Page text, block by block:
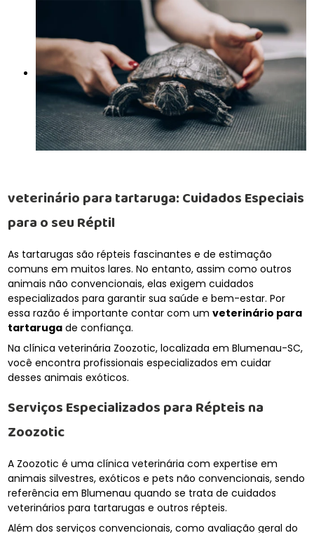
veterinário para tartaruga: Cuidados Especiais
para o seu Réptil
As tartarugas são répteis fascinantes e de estimação
comuns em muitos lares. No entanto, assim como outros
animais não convencionais, elas exigem cuidados
especializados para garantir sua saúde e bem-estar. Por
essa razão é importante contar com umveterinário para
tartaruga de confiança.
Na clínica veterinária Zoozotic, localizada em Blumenau-SC,
você encontra profissionais especializados em cuidar
desses animais exóticos.
Serviços Especializados para Répteis na
Zoozotic
A Zoozotic é uma clínica veterinária com expertise em
animais silvestres, exóticos e pets não convencionais, sendo
referência em Blumenau quando se trata de cuidados
veterinários para tartarugas e outros répteis.
Além dos serviços convencionais, como avaliação geral do